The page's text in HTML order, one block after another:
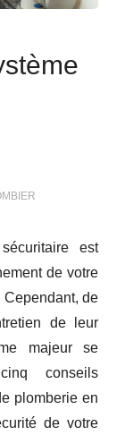
est
de votre
Cependant, de
de leur
majeur se
conseils
plomberie en
de votre